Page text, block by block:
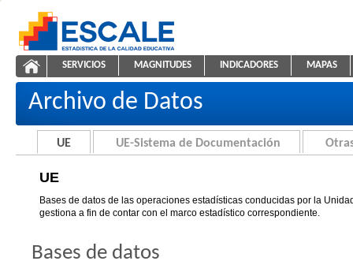
ESCALE - Unidad de Estadística Educativa
UE
NAVEGACIÓN
SERVICIOS MAGNITUDES INDICADORES MAPAS
Archivo de Datos
UE UE-Sistema de Documentación
UE
Bases de datos de las operaciones estadísticas conducidas por la
gestiona a fin de contar con el marco estadístico correspondiente.
Bases de datos